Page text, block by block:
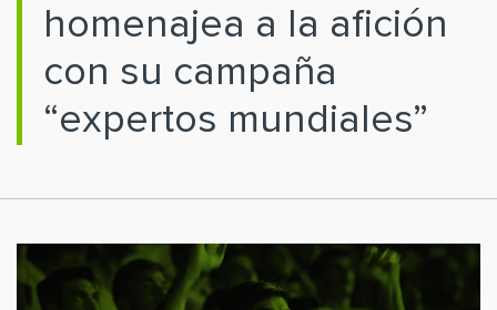
homenajea a la afición
con su campaña
“expertos mundiales”